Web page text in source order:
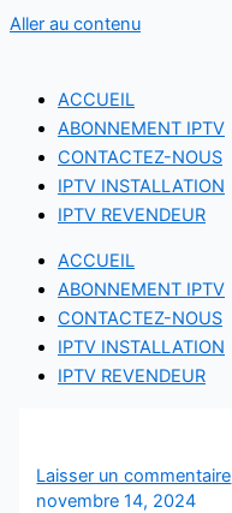
Aller au contenu
ACCUEIL
ABONNEMENT IPTV
CONTACTEZ-NOUS
IPTV INSTALLATION
IPTV REVENDEUR
ACCUEIL
ABONNEMENT IPTV
CONTACTEZ-NOUS
IPTV INSTALLATION
IPTV REVENDEUR
Laisser un commentaire
novembre 14, 2024